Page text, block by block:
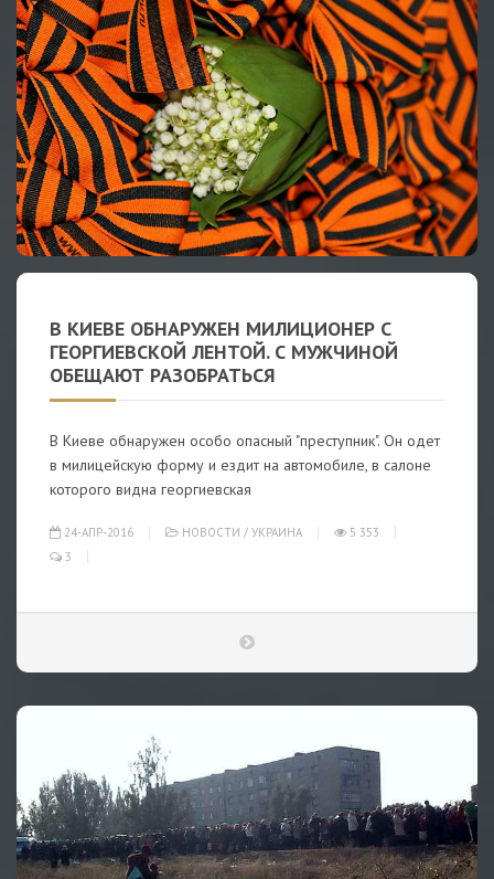
В КИЕВЕ ОБНАРУЖЕН МИЛИЦИОНЕР С
ГЕОРГИЕВСКОЙ ЛЕНТОЙ. С МУЖЧИНОЙ
ОБЕЩАЮТ РАЗОБРАТЬСЯ
В Киеве обнаружен особо опасный "преступник". Он одет
в милицейскую форму и ездит на автомобиле, в салоне
которого видна георгиевская
24-АПР-2016 НОВОСТИ / УКРАИНА
5 353
3